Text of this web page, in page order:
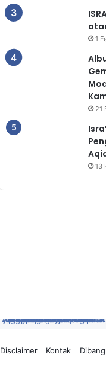
1
21
13
Disclaimer Kontak